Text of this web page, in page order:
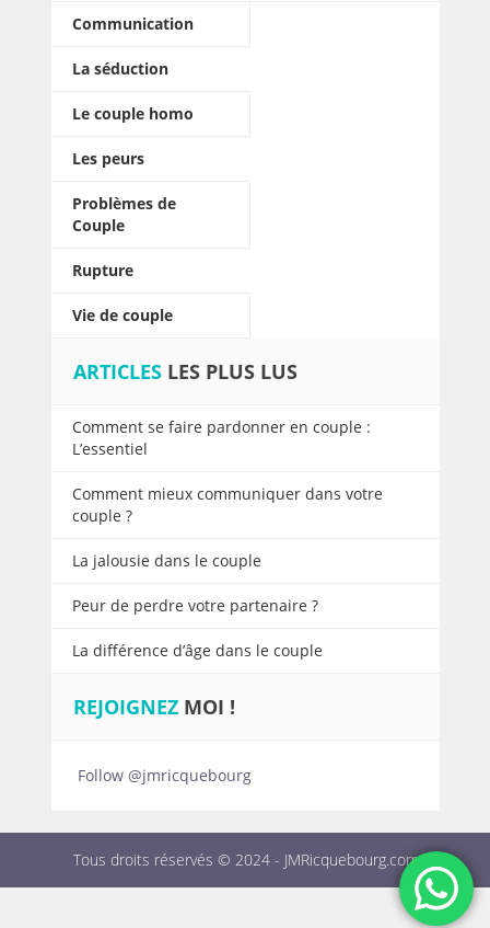
Communication
La séduction
Le couple homo
Les peurs
Problèmes de
Couple
Rupture
Vie de couple
ARTICLESLES PLUS LUS
Comment se faire pardonner en couple :
L’essentiel
Comment mieux communiquer dans votre
couple ?
La jalousie dans le couple
Peur de perdre votre partenaire ?
La différence d’âge dans le couple
REJOIGNEZMOI !
Follow @jmricquebourg
Tous droits réservés © 2024 - JMRicquebourg.com-